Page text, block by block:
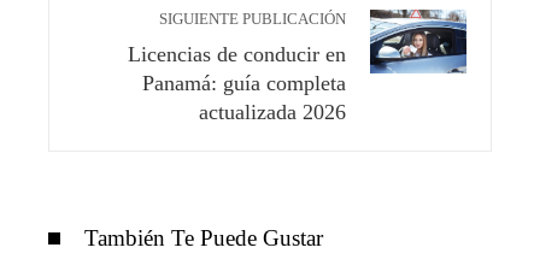
SIGUIENTE PUBLICACIÓN
Licencias de conducir en
Panamá: guía completa
actualizada 2026
También Te Puede Gustar